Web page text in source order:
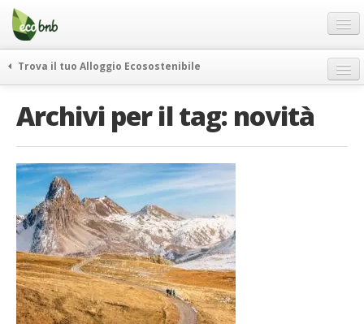
Menu
Salta
contenuto
Offerte Speciali
Regali
FAQ
Chi Siamo
Partner
Contatti
Italiano
German
Trova il tuo Alloggio Ecosostenibile
itinerari
vivere e viaggiare verde
news ed eventi
ecohotel
rassegna stampa
Archivi per il tag: novità